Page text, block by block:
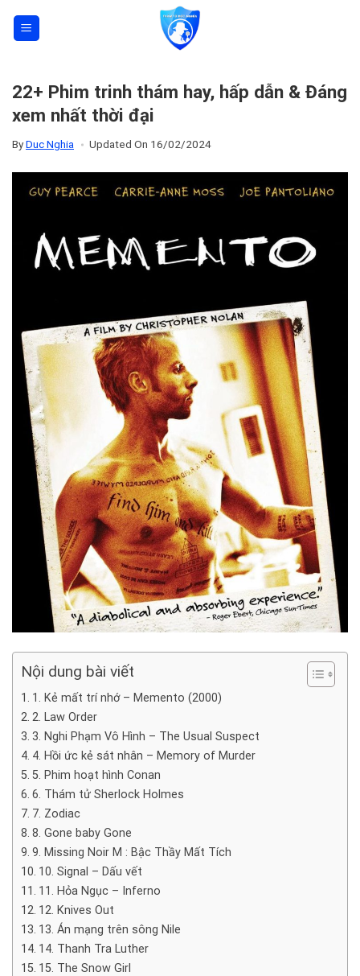
22+ Phim trinh thám hay, hấp dẫn & Đáng
xem nhất thời đại
ByDuc Nghia Updated On 16/02/2024
Nội dung bài viết
1. Kẻ mất trí nhớ – Memento (2000)
2. Law Order
3. Nghi Phạm Vô Hình – The Usual Suspect
4. Hồi ức kẻ sát nhân – Memory of Murder
5. Phim hoạt hình Conan
6. Thám tử Sherlock Holmes
7. Zodiac
8. Gone baby Gone
9. Missing Noir M : Bậc Thầy Mất Tích
10. Signal – Dấu vết
11. Hỏa Ngục – Inferno
12. Knives Out
13. Án mạng trên sông Nile
14. Thanh Tra Luther
15. The Snow Girl